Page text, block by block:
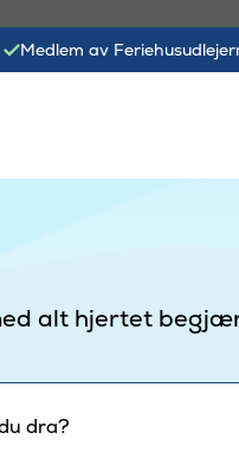
Medlem av
alt hjertet
dra?